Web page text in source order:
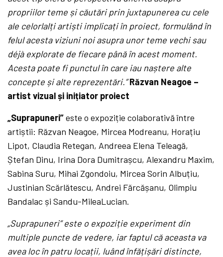
propriilor teme și căutări prin juxtapunerea cu cele
ale celorlalți artiștiimplicați în proiect, formulând în
felul acesta viziuni noi asupra unor teme vechi sau
déjà explorate de fiecare până în acest moment.
Acesta poate fi punctul în care iau naștere alte
concepte și alte reprezentări.”Răzvan Neagoe –
artist vizual și inițiator proiect
„Suprapuneri”este o expoziție colaborativă între
artiștii: Răzvan Neagoe, Mircea Modreanu, Horațiu
Lipot, Claudia Retegan, Andreea Elena Teleagă,
Ștefan Dinu, Irina Dora Dumitrașcu, Alexandru Maxim,
Sabina Suru, Mihai Zgondoiu, Mircea Sorin Albuțiu,
Justinian Scărlătescu, Andrei Fărcășanu, Olimpiu
Bandalac și Sandu-MileaLucian.
„Suprapuneri”este o expoziție experiment din
multiple puncte de vedere, iar faptul că aceasta va
avea loc în patru locații, luând înfățișări distincte,